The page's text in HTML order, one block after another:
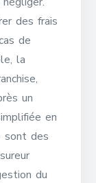
des frais
de
la
un
en
sont des
du